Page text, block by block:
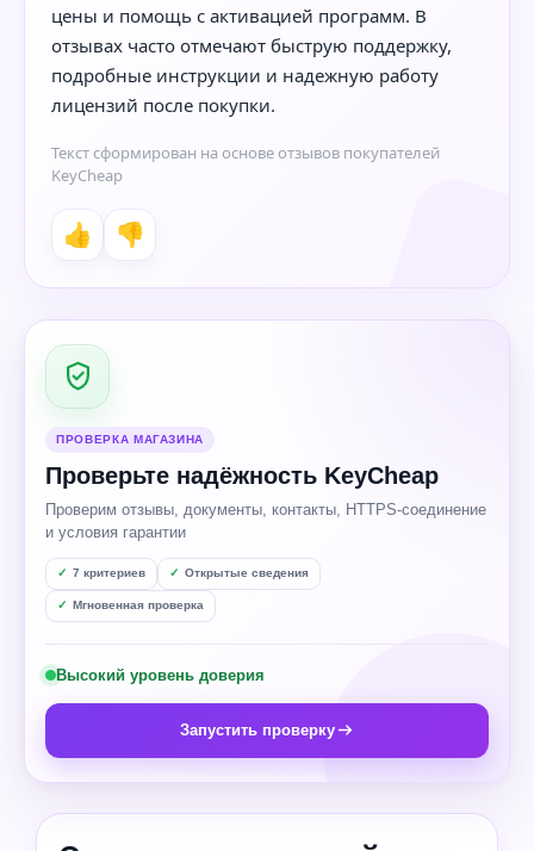
цены и помощь с активацией программ. В
отзывах часто отмечают быструю поддержку,
подробные инструкции и надежную работу
лицензий после покупки.
Текст сформирован на основе отзывов покупателей
KeyCheap
👍 👎
ПРОВЕРКА МАГАЗИНА
Проверьте надёжность KeyCheap
Проверим отзывы, документы, контакты, HTTPS-соединение
и условия гарантии
7 критериев Открытые сведения
Мгновенная проверка
Высокий уровень доверия
Запустить проверку